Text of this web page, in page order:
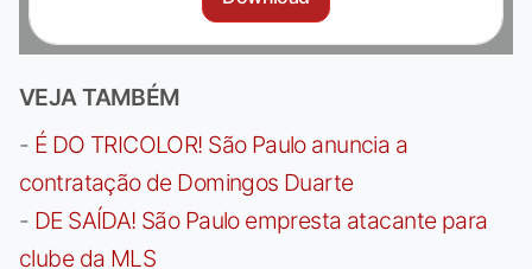
VEJA TAMBÉM
- É DO TRICOLOR! São Paulo anuncia a
contratação de Domingos Duarte
- DE SAÍDA! São Paulo empresta atacante para
clube da MLS